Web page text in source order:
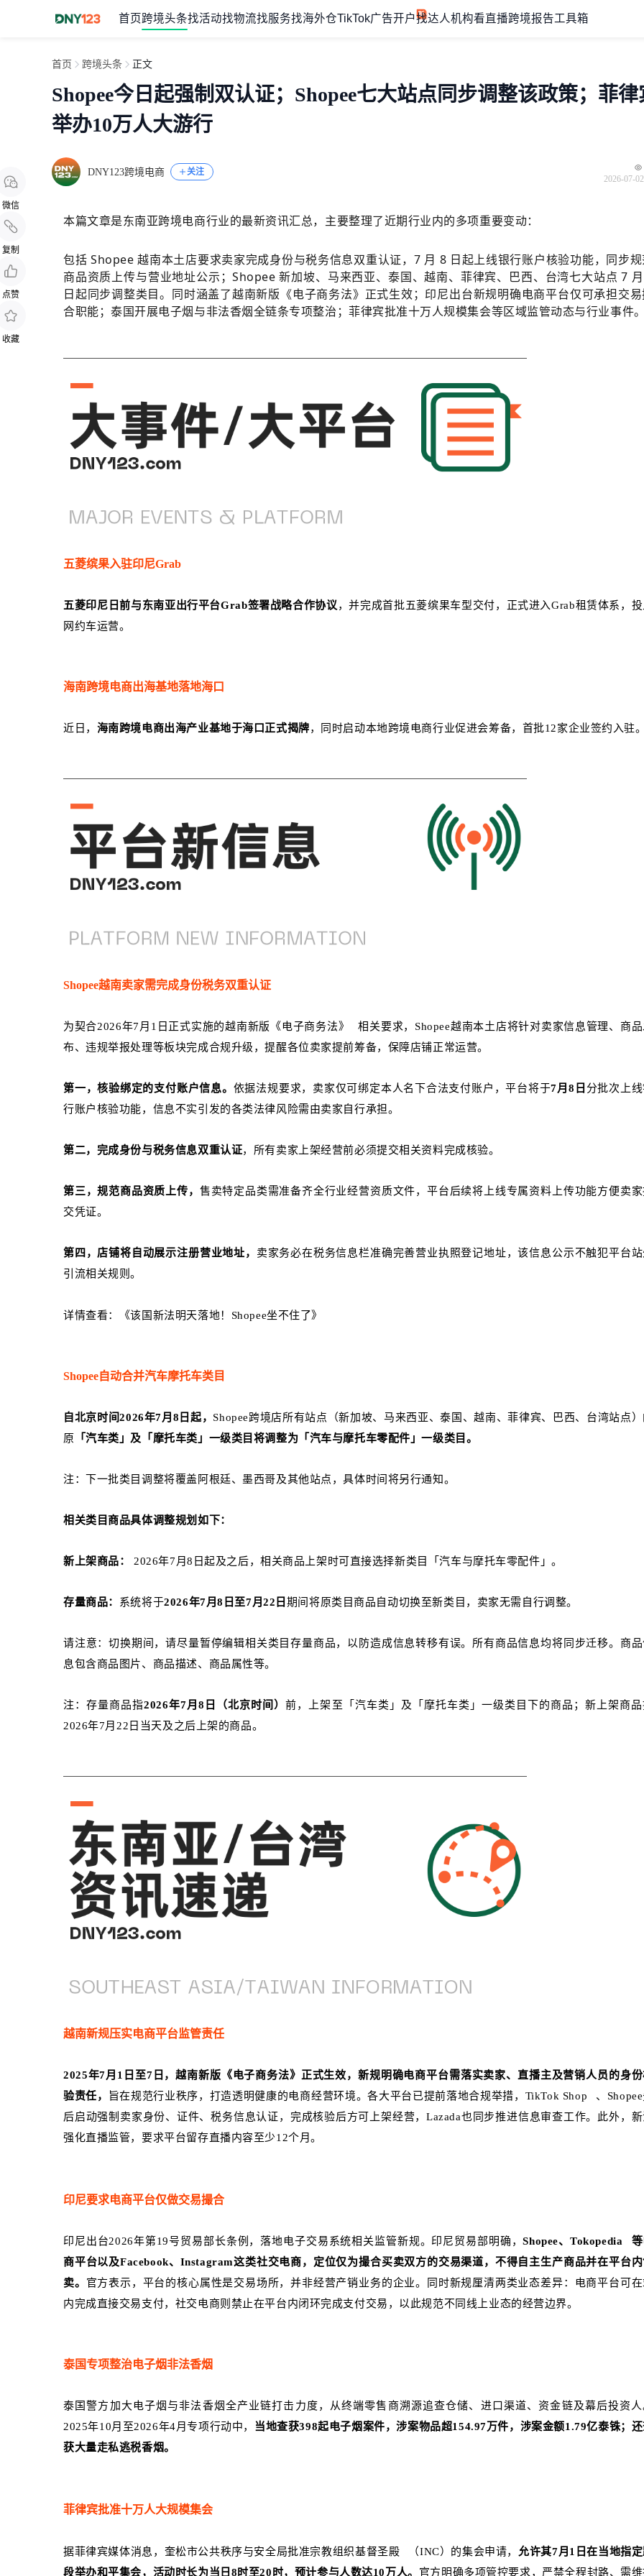
首页 跨境头条找活动找物流找服务找海外仓TikTok广告开户找达人机构看直播跨境报告工具箱
微信
复制
点赞
收藏
首页 跨境头条 正文
Shopee今日起强制双认证；Shopee七大站点同步调整该政策；菲律
举办10万人大游行
DNY123跨境电商 关注
2026-07-
本篇文章是东南亚跨境电商行业的最新资讯汇总，主要整理了近期行业内的多项重要变动：
包括 Shopee 越南本土店要求卖家完成身份与税务信息双重认证，7 月 8 日起上线银行账户核验功能，同步
商品资质上传与营业地址公示；Shopee 新加坡、马来西亚、泰国、越南、菲律宾、巴西、台湾七大站点 7
日起同步调整类目。同时涵盖了越南新版《电子商务法》正式生效；印尼出台新规明确电商平台仅可承担交
合职能；泰国开展电子烟与非法香烟全链条专项整治；菲律宾批准十万人规模集会等区域监管动态与行业事件
五菱缤果入驻印尼Grab
五菱印尼日前与东南亚出行平台Grab签署战略合作协议 ，并完成首批五菱缤果车型交付，正式进入Grab租赁体系，
网约车运营。
海南跨境电商出海基地落地海口
近日， 海南跨境电商出海产业基地于海口正式揭牌，同时启动本地跨境电商行业促进会筹备，首批12家企业签约入驻
Shopee越南卖家需完成身份税务双重认证
为契合2026年7月1日正式实施的越南新版 《电子商务法》
相关要求，Shopee越南本土店将针对卖家信息管理、商
布、违规举报处理等板块完成合规升级，提醒各位卖家提前筹备，保障店铺正常运营。
第一，核验绑定的支付账户信息。 依据法规要求，卖家仅可绑定本人名下合法支付账户，平台将于7月8日 分批次上
行账户核验功能，信息不实引发的各类法律风险需由卖家自行承担。
第二，完成身份与税务信息双重认证，所有卖家上架经营前必须提交相关资料完成核验。
第三，规范商品资质上传， 售卖特定品类需准备齐全行业经营资质文件，平台后续将上线专属资料上传功能方便卖
交凭证。
第四，店铺将自动展示注册营业地址， 卖家务必在税务信息栏准确完善营业执照登记地址，该信息公示不触犯平台
引流相关规则。
详情查看： 《该国新法明天落地！Shopee坐不住了》
Shopee自动合并汽车摩托车类目
自北京时间2026年7月8日起， Shopee跨境店所有站点（新加坡、马来西亚、泰国、越南、菲律宾、巴西、台湾站点
原
「汽车类」及「摩托车类」一级类目将调整为「汽车与摩托车零配件」一级类目。
注：下一批类目调整将覆盖阿根廷、墨西哥及其他站点，具体时间将另行通知。
相关类目商品具体调整规划如下：
新上架商品： 2026年7月8日起及之后，相关商品上架时可直接选择新类目「汽车与摩托车零配件」。
存量商品： 系统将于2026年7月8日至7月22日 期间将原类目商品自动切换至新类目，卖家无需自行调整。
请注意：切换期间，请尽量暂停编辑相关类目存量商品，以防造成信息转移有误。所有商品信息均将同步迁移。商
息包含商品图片、商品描述、商品属性等。
注：存量商品指2026年7月8日（北京时间）前，上架至「汽车类」及「摩托车类」一级类目下的商品；新上架商
2026年7月22日当天及之后上架的商品。
越南新规压实电商平台监管责任
2025年7月1日至7日，越南新版《电子商务法》正式生效，新规明确电商平台需落实卖家、直播主及营销人员的身
验责任，
旨在规范行业秩序，打造透明健康的电商经营环境。各大平台已提前落地合规举措， TikTok Shop
、
后启动强制卖家身份、证件、税务信息认证，完成核验后方可上架经营，Lazada也同步推进信息审查工作。此外，
强化直播监管，要求平台留存直播内容至少12个月。
印尼要求电商平台仅做交易撮合
印尼出台2026年第19号贸易部长条例，落地电子交易系统相关监管新规。印尼贸易部明确，Shopee、Tokopedia
商平台以及Facebook、Instagram这类社交电商，定位仅为撮合买卖双方的交易渠道，不得自主生产商品并在平台
卖。 官方表示，平台的核心属性是交易场所，并非经营产销业务的企业。同时新规厘清两类业态差异：电商平台可
内完成直接交易支付，社交电商则禁止在平台内闭环完成支付交易，以此规范不同线上业态的经营边界。
泰国专项整治电子烟非法香烟
泰国警方加大电子烟与非法香烟全产业链打击力度，从终端零售商溯源追查仓储、进口渠道、资金链及幕后投资
2025年10月至2026年4月专项行动中， 当地查获398起电子烟案件，涉案物品超154.97万件，涉案金额1.79亿泰铢；
获大量走私逃税香烟。
菲律宾批准十万人大规模集会
据菲律宾媒体消息，奎松市公共秩序与安全局批准宗教组织基督圣殿 （INC）的集会申请，允许其7月1日在当地指
段举办和平集会，活动时长为当日8时至20时，预计参与人数达10万人。 官方明确多项管控要求，严禁全程封路、需